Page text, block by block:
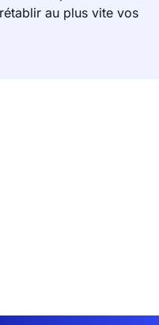
au plus vite vos